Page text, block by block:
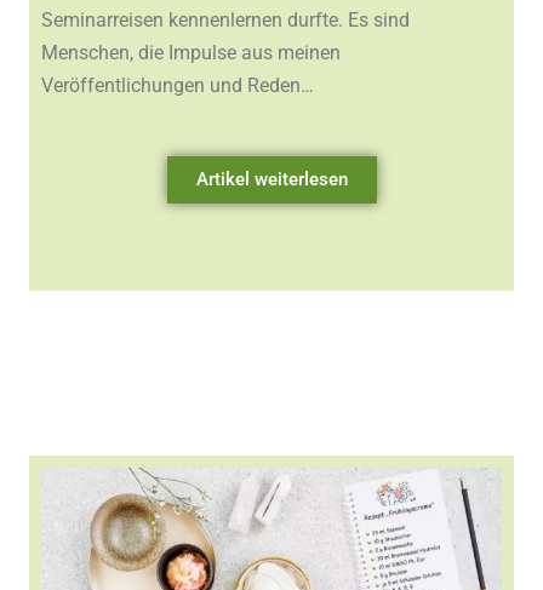
Seminarreisen kennenlernen durfte. Es sind
Menschen, die Impulse aus meinen
Veröffentlichungen und Reden…
Artikel weiterlesen